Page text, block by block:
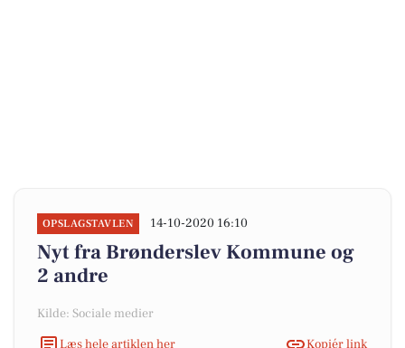
OPSLAGSTAVLEN 14-10-2020 16:10
Nyt fra Brønderslev Kommune og
2 andre
Kilde: Sociale medier
Læs hele artiklen her
Kopiér link